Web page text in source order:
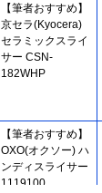
【筆者おすすめ】
京セラ(Kyocera)
セラミックスライ
サー CSN-
182WHP
【筆者おすすめ】
OXO(オクソー) ハ
ンディスライサー
1119100